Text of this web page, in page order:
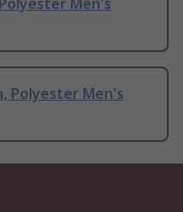
Men's
Polyester Men's